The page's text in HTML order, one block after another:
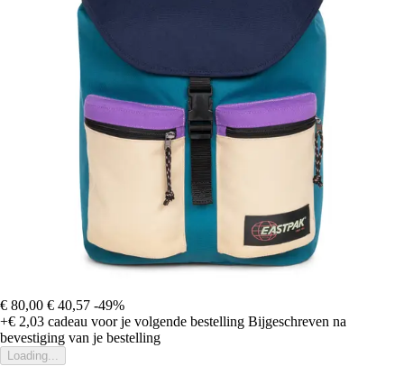
€ 80,00 € 40,57 -49%
+€ 2,03 cadeau voor je volgende bestelling Bijgeschreven na
bevestiging van je bestelling
Loading...